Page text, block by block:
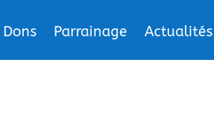
Dons Parrainage Actualités